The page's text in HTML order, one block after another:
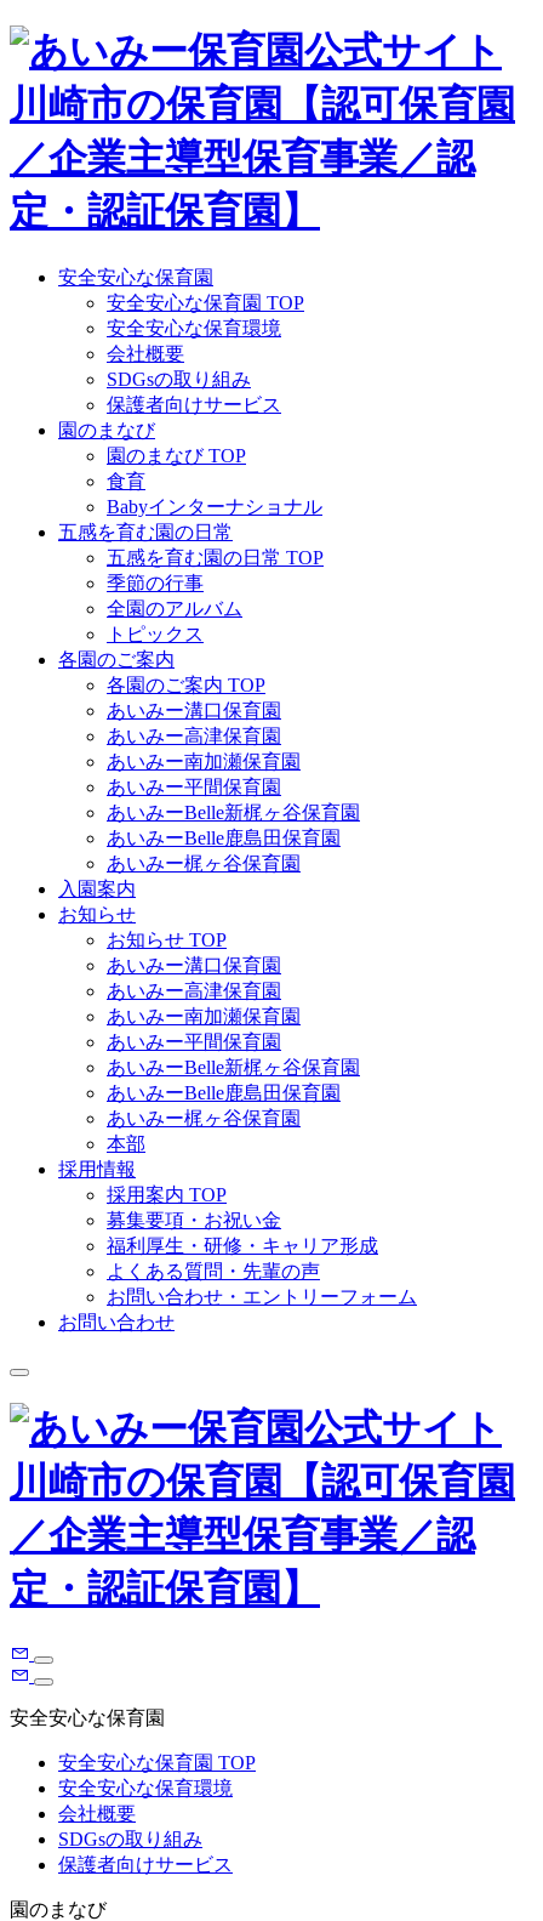
Skip
content
安全安心な保育園
安全安心な保育園 TOP
安全安心な保育環境
会社概要
SDGsの取り組み
保護者向けサービス
園のまなび
園のまなび TOP
食育
Babyインターナショナル
五感を育む園の日常
五感を育む園の日常 TOP
季節の行事
全園のアルバム
トピックス
各園のご案内
各園のご案内 TOP
あいみー溝口保育園
あいみー高津保育園
あいみー南加瀬保育園
あいみー平間保育園
あいみーBelle新梶ヶ谷保育園
あいみーBelle鹿島田保育園
あいみー梶ヶ谷保育園
入園案内
お知らせ
お知らせ TOP
あいみー溝口保育園
あいみー高津保育園
あいみー南加瀬保育園
あいみー平間保育園
あいみーBelle新梶ヶ谷保育園
あいみーBelle鹿島田保育園
あいみー梶ヶ谷保育園
本部
採用情報
採用案内 TOP
募集要項・お祝い金
福利厚生・研修・キャリア形成
よくある質問・先輩の声
お問い合わせ・エントリーフォーム
お問い合わせ
安全安心な保育園
安全安心な保育園 TOP
安全安心な保育環境
会社概要
SDGsの取り組み
保護者向けサービス
園のまなび